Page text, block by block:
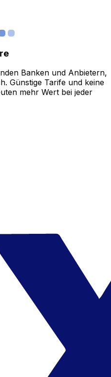
Banken und Anbietern,
Günstige Tarife und keine
mehr Wert bei jeder